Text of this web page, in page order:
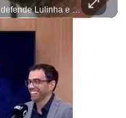
Vice-presidente do PT, Washington Quaquá defende Lulinha e diz que ele vive em condições espartanas na Espanha. #OAntagonista Se você busca informação com credibilidade, inscreva-se agora e ative o